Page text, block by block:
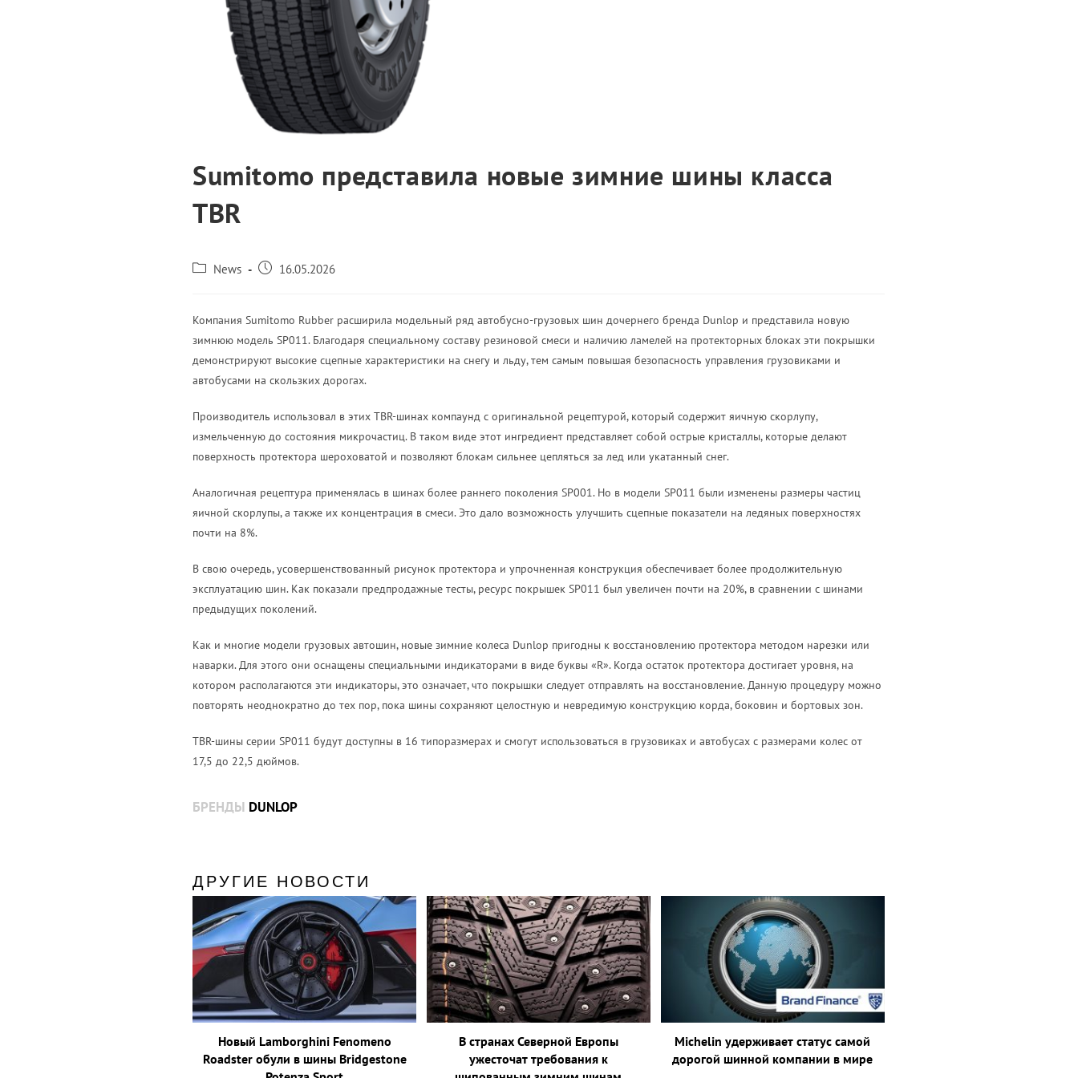
Sumitomo представила новые зимние шины класса
TBR
News 16.05.2026
Компания Sumitomo Rubber расширила модельный ряд автобусно-грузовых шин дочернего бренда Dunlop и представила новую
зимнюю модель SP011. Благодаря специальному составу резиновой смеси и наличию ламелей на протекторных блоках эти покрышки
демонстрируют высокие сцепные характеристики на снегу и льду, тем самым повышая безопасность управления грузовиками и
автобусами на скользких дорогах.
Производитель использовал в этих TBR-шинах компаунд с оригинальной рецептурой, который содержит яичную скорлупу,
измельченную до состояния микрочастиц. В таком виде этот ингредиент представляет собой острые кристаллы, которые делают
поверхность протектора шероховатой и позволяют блокам сильнее цепляться за лед или укатанный снег.
Аналогичная рецептура применялась в шинах более раннего поколения SP001. Но в модели SP011 были изменены размеры частиц
яичной скорлупы, а также их концентрация в смеси. Это дало возможность улучшить сцепные показатели на ледяных поверхностях
почти на 8%.
В свою очередь, усовершенствованный рисунок протектора и упрочненная конструкция обеспечивает более продолжительную
эксплуатацию шин. Как показали предпродажные тесты, ресурс покрышек SP011 был увеличен почти на 20%, в сравнении с шинами
предыдущих поколений.
Как и многие модели грузовых автошин, новые зимние колеса Dunlop пригодны к восстановлению протектора методом нарезки или
наварки. Для этого они оснащены специальными индикаторами в виде буквы «R». Когда остаток протектора достигает уровня, на
котором располагаются эти индикаторы, это означает, что покрышки следует отправлять на восстановление. Данную процедуру можно
повторять неоднократно до тех пор, пока шины сохраняют целостную и невредимую конструкцию корда, боковин и бортовых зон.
TBR-шины серии SP011 будут доступны в 16 типоразмерах и смогут использоваться в грузовиках и автобусах с размерами колес от
17,5 до 22,5 дюймов.
БРЕНДЫ DUNLOP
ДРУГИЕ НОВОСТИ
Новый Lamborghini Fenomeno
Roadster обули в шины Bridgestone
В странах Северной Европы
ужесточат требования к
Michelin удерживает статус самой
дорогой шинной компании в мире